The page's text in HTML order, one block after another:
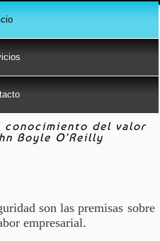
conocimiento del valor
Boyle O'Reilly
son las premisas sobre
empresarial.